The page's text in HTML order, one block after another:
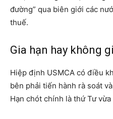
đường” qua biên giới các
thuế.
Gia hạn hay không
Hiệp định USMCA có điều
bên phải tiến hành rà soát
Hạn chót chính là thứ Tư vừa